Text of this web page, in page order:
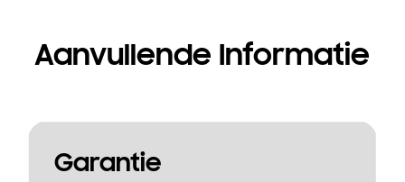
Aanvullende Informatie
Garantie